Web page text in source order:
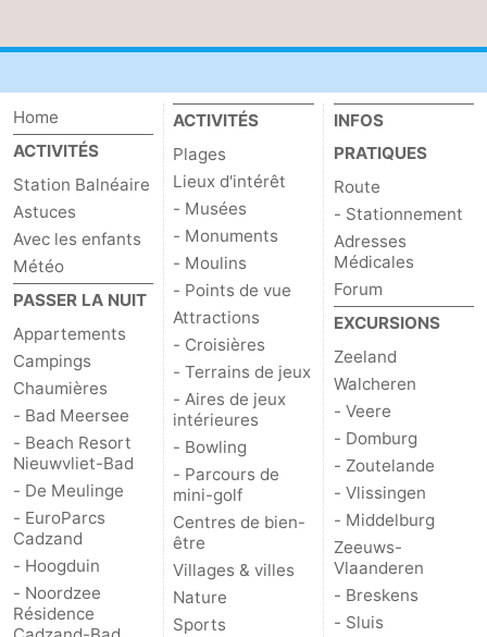
Home
ACTIVITÉS
Station Balnéaire
Astuces
Avec les enfants
Météo
PASSER LA NUIT
Appartements
Campings
Chaumières
- Bad Meersee
- Beach Resort
Nieuwvliet-Bad
- De Meulinge
- EuroParcs
Cadzand
- Hoogduin
- Noordzee
Résidence
ACTIVITÉS
Plages
Lieux d'intérêt
- Musées
- Monuments
- Moulins
- Points de vue
Attractions
- Croisières
- Terrains de jeux
- Aires de jeux
intérieures
- Bowling
- Parcours de
mini-golf
Centres de bien-
être
Villages & villes
Nature
Sports
INFOS
PRATIQUES
Route
- Stationnement
Adresses
Médicales
Forum
EXCURSIONS
Zeeland
Walcheren
- Veere
- Domburg
- Zoutelande
- Vlissingen
- Middelburg
Zeeuws-
Vlaanderen
- Breskens
- Sluis